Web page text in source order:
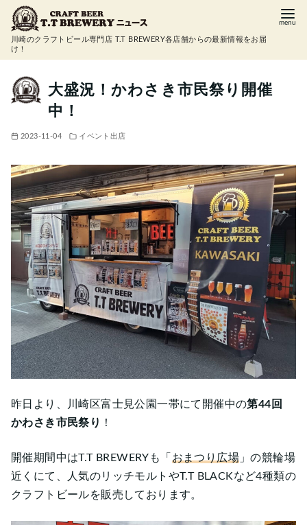
川崎のクラフトビール専門店 T.T BREWERY各店舗からの最新情報をお届
け！
大盛況！かわさき市民祭り開催
中！
2023-11-04 イベント出店
昨日より、川崎区富士見公園一帯にて開催中の第44回
かわさき市民祭り
！
開催期間中はT.T BREWERYも「 おまつり広場 」の競輪場
近くにて、人気のリッチモルトやT.T BLACKなど4種類の
クラフトビールを販売しております。